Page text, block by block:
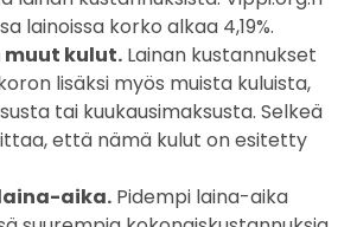
lainoissa korko alkaa 4,19%.
muut kulut. Lainan kustannukset
lisäksi myös muista kuluista,
tai kuukausimaksusta. Selkeä
että nämä kulut on esitetty
aika. Pidempi laina-aika